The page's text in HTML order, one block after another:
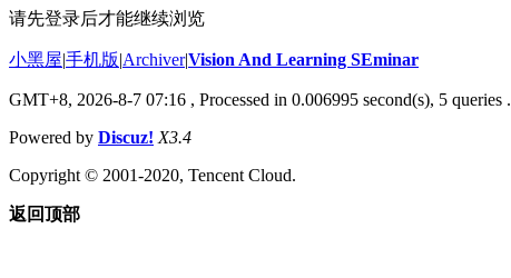
请先登录后才能继续浏览
小黑屋|手机版|Archiver|Vision And Learning SEminar
GMT+8, 2026-8-7 07:16 , Processed in 0.006995 second(s), 5 queries .
Powered by Discuz! X3.4
Copyright © 2001-2020, Tencent Cloud.
返回顶部